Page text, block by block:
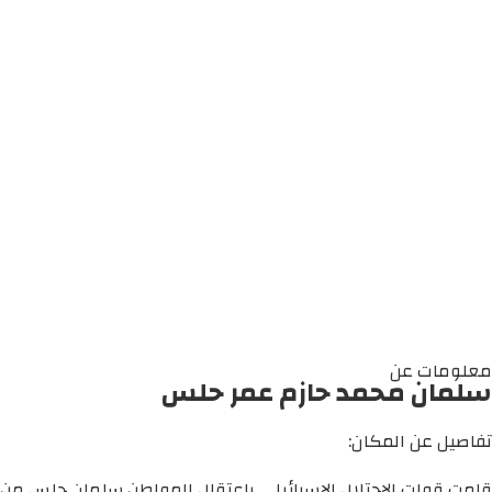
معلومات عن
سلمان محمد حازم عمر حلس
تفاصيل عن المكان: